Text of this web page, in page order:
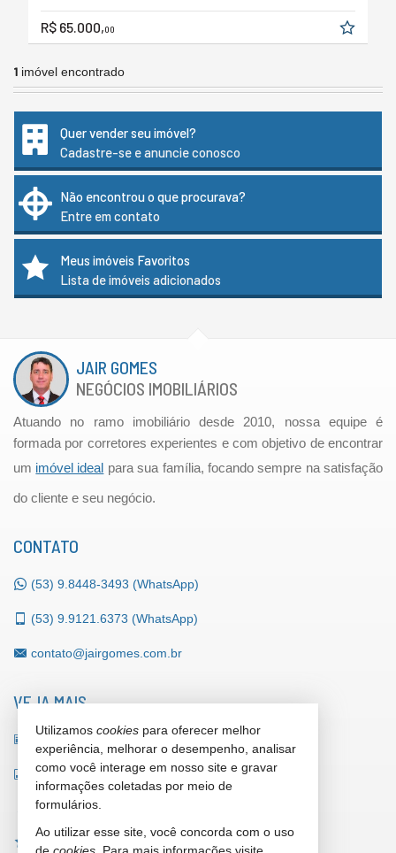
R$ 65.000,00
1 imóvel encontrado
Quer vender seu imóvel?
Cadastre-se e anuncie conosco
Não encontrou o que procurava?
Entre em contato
Meus imóveis Favoritos
Lista de imóveis adicionados
JAIR GOMES
NEGÓCIOS IMOBILIÁRIOS
Atuando no ramo imobiliário desde 2010, nossa equipe é
formada por corretores experientes e com objetivo de encontrar
um imóvel ideal para sua família, focando sempre na satisfação
do cliente e seu negócio.
CONTATO
(53) 9.8448-3493 (WhatsApp)
(53) 9.9121.6373 (WhatsApp)
contato@jairgomes.com.br
VEJA MAIS
receba nosso newsletter
indicadores financeiros
cadastre seu imóvel
imóveis favoritos
Utilizamos cookies para oferecer melhor
experiência, melhorar o desempenho, analisar
como você interage em nosso site e gravar
informações coletadas por meio de
formulários.
Ao utilizar esse site, você concorda com o uso